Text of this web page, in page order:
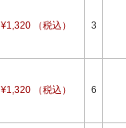
¥1,320 （税込） 3
¥1,320 （税込） 6